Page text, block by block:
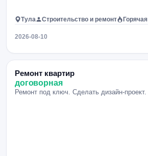
Тула Строительство и ремонт Горячая
2026-08-10
Ремонт квартир
договорная
Ремонт под ключ. Сделать дизайн-проект.